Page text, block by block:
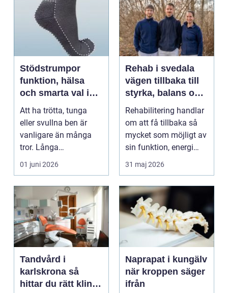
Stödstrumpor
funktion, hälsa
och smarta val i
vardagen
Att ha trötta, tunga
eller svullna ben är
vanligare än många
tror. Långa
arbetsdagar på hårda
golv, ...
01 juni 2026
Rehab i svedala
vägen tillbaka till
styrka, balans och
vardag
Rehabilitering handlar
om att få tillbaka så
mycket som möjligt av
sin funktion, energi
och trygghet...
31 maj 2026
Tandvård i
karlskrona så
hittar du rätt klinik
Naprapat i kungälv
när kroppen säger
ifrån